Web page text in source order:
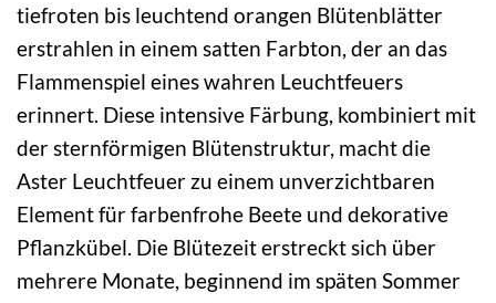
tiefroten bis leuchtend orangen Blütenblätter
erstrahlen in einem satten Farbton, der an das
Flammenspiel eines wahren Leuchtfeuers
erinnert. Diese intensive Färbung, kombiniert mit
der sternförmigen Blütenstruktur, macht die
Aster Leuchtfeuer zu einem unverzichtbaren
Element für farbenfrohe Beete und dekorative
Pflanzkübel. Die Blütezeit erstreckt sich über
mehrere Monate, beginnend im späten Sommer